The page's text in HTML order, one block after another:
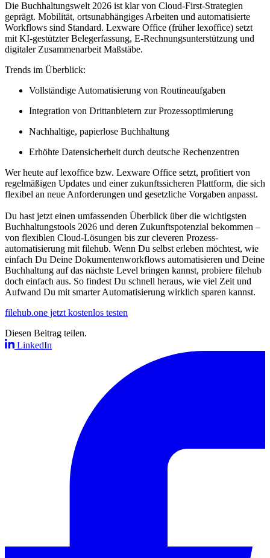
Die Buchhaltungswelt 2026 ist klar von Cloud-First-Strategien
geprägt. Mobilität, ortsunabhängiges Arbeiten und automatisierte
Workflows sind Standard. Lexware Office (früher lexoffice) setzt
mit KI-gestützter Belegerfassung, E-Rechnungsunterstützung und
digitaler Zusammenarbeit Maßstäbe.
Trends im Überblick:
Vollständige Automatisierung von Routineaufgaben
Integration von Drittanbietern zur Prozessoptimierung
Nachhaltige, papierlose Buchhaltung
Erhöhte Datensicherheit durch deutsche Rechenzentren
Wer heute auf lexoffice bzw. Lexware Office setzt, profitiert von
regelmäßigen Updates und einer zukunftssicheren Plattform, die sich
flexibel an neue Anforderungen und gesetzliche Vorgaben anpasst.
Du hast jetzt einen umfassenden Überblick über die wichtigsten
Buchhaltungs­tools 2026 und deren Zukunftspotenzial bekommen –
von flexiblen Cloud-Lösungen bis zur cleveren Prozess­
automatisierung mit filehub. Wenn Du selbst erleben möchtest, wie
einfach Du Deine Dokumenten­workflows automatisieren und Deine
Buchhaltung auf das nächste Level bringen kannst, probiere filehub
doch einfach aus. So findest Du schnell heraus, wie viel Zeit und
Aufwand Du mit smarter Automatisierung wirklich sparen kannst.
filehub.one jetzt kostenlos testen
Diesen Beitrag teilen.
LinkedIn